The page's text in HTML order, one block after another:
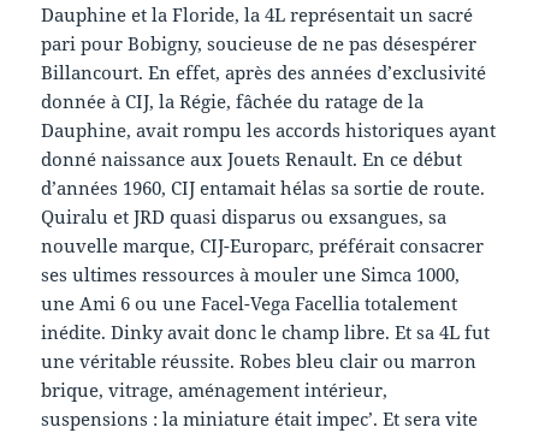
Dauphine et la Floride, la 4L représentait un sacré
pari pour Bobigny, soucieuse de ne pas désespérer
Billancourt. En effet, après des années d’exclusivité
donnée à CIJ, la Régie, fâchée du ratage de la
Dauphine, avait rompu les accords historiques ayant
donné naissance aux Jouets Renault. En ce début
d’années 1960, CIJ entamait hélas sa sortie de route.
Quiralu et JRD quasi disparus ou exsangues, sa
nouvelle marque, CIJ-Europarc, préférait consacrer
ses ultimes ressources à mouler une Simca 1000,
une Ami 6 ou une Facel-Vega Facellia totalement
inédite. Dinky avait donc le champ libre. Et sa 4L fut
une véritable réussite. Robes bleu clair ou marron
brique, vitrage, aménagement intérieur,
suspensions : la miniature était impec’. Et sera vite